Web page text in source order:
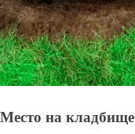
Место на кладбище